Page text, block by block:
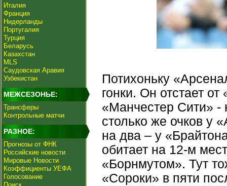
Италия
Франция
Нидерланды
Португалия
Турция
Беларусь
Казахстан
MLS
Саудовская Аравия
Узбекистан
МЕЖСЕЗОНЬЕ:
Трансферы
Контрольные матчи
РАЗНОЕ:
Прогнозы от ФНК
Российские новости
Мировые Новости
Коэффициенты УЕФА
Голосование
Потихоньку
гонки. Он отстает
«Манчестер Сити» -
столько же очков у
на два – у
обитает на 12-м
«Борнмутом». Тут
«Сороки» в пяти